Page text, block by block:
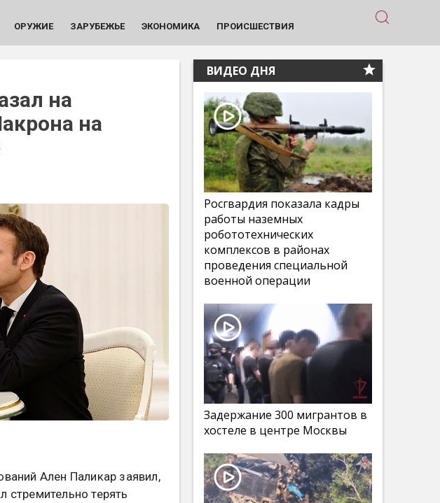
ОРУЖИЕ ЗАРУБЕЖЬЕ ЭКОНОМИКА ПРОИСШЕСТВИЯ
на
на
Ален Паликар заявил,
стремительно терять
ВИДЕО ДНЯ
Росгвардия показала кадры
работы наземных
робототехнических
комплексов в районах
проведения специальной
военной операции
Задержание 300 мигрантов в
хостеле в центре Москвы